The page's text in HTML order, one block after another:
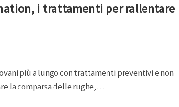
i trattamenti per rallentare
più a lungo con trattamenti preventivi e non
la comparsa delle rughe,…